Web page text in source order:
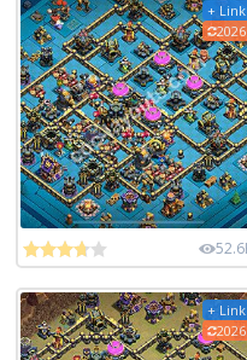
+ Link
2026
+ Link
2026